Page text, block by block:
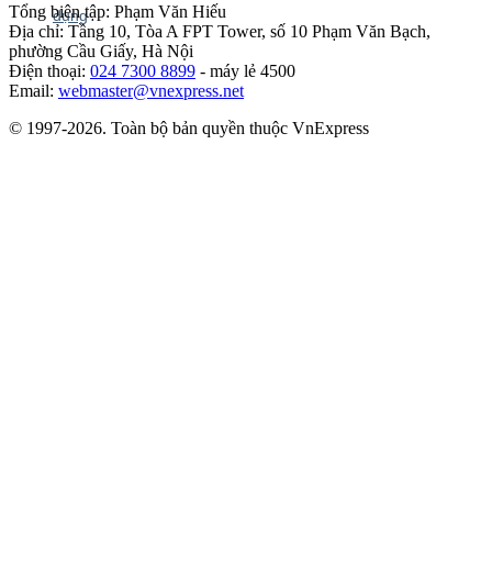
Tổng biên tập: Phạm Văn Hiếu
Địa chỉ: Tầng 10, Tòa A FPT Tower, số 10 Phạm Văn Bạch,
phường Cầu Giấy, Hà Nội
Điện thoại: 024 7300 8899 - máy lẻ 4500
Email: webmaster@vnexpress.net
© 1997-2026. Toàn bộ bản quyền thuộc VnExpress